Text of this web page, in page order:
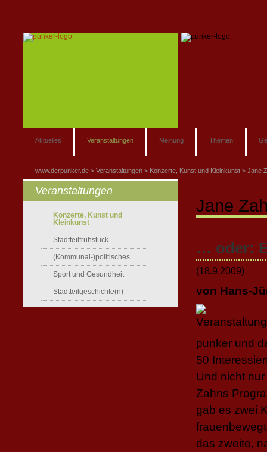
Aktuelles Veranstaltungen Meinung Themen
www.derpunker.de Veranstaltungen Konzerte, Kunst und Kleinkunst Jane
Jane
… oder:
(18.9.2009)
von Hans-
punker und
50
Und nicht
Zahns
gab es zwei
das zweite,
Veranstaltungen
Konzerte, Kunst und
Kleinkunst
Stadtteilfrühstück
(Kommunal-)politisches
Sport und Gesundheit
Stadtteilgeschichte(n)